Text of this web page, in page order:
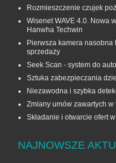
Rozmieszczenie czujek
Wisenet WAVE 4.0. Nowa
Hanwha Techwin
Pierwsza kamera
sprzedaży
Seek Scan - system do
Sztuka zabezpieczania
Niezawodna i szybka
Zmiany umów zawartych
Składanie i otwarcie ofert
NAJNOWSZE